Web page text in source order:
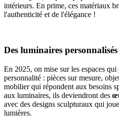
intérieurs. En prime, ces matériaux
l'authenticité et de l'élégance !
Des luminaires personnalisés
En 2025, on mise sur les espaces
personnalité : pièces sur mesure,
mobilier qui répondent aux besoins
aux luminaires, ils deviendront des
avec des designs sculpturaux qui
lumières.